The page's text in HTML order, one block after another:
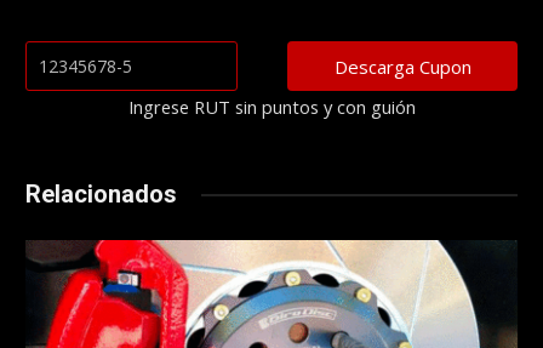
Ingrese RUT sin puntos y con guión
Relacionados